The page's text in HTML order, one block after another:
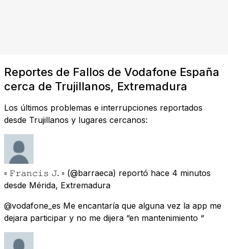
Reportes de Fallos de Vodafone España
cerca de Trujillanos, Extremadura
Los últimos problemas e interrupciones reportados
desde Trujillanos y lugares cercanos:
▫️ 𝙵𝚛𝚊𝚗𝚌𝚒𝚜 𝙹. ▫️ (@barraeca) reportó hace 4 minutos
desde Mérida, Extremadura
@vodafone_es Me encantaría que alguna vez la app me
dejara participar y no me dijera “en mantenimiento “